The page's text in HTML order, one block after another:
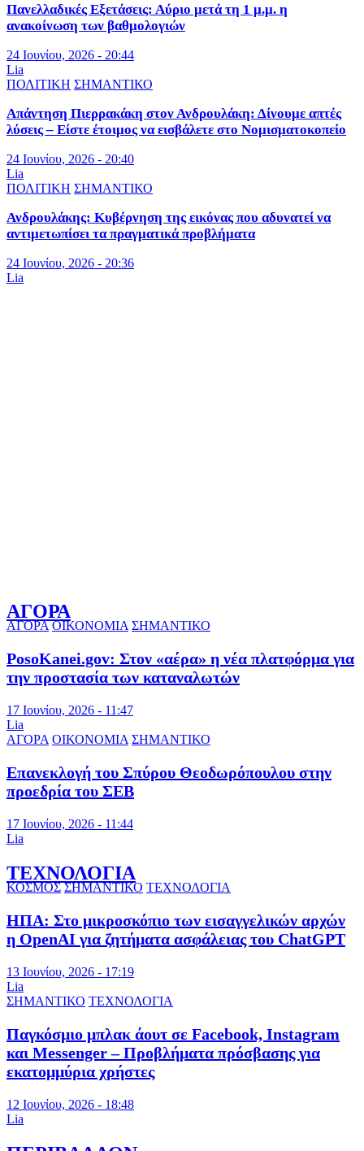
Πανελλαδικές Εξετάσεις: Αύριο μετά τη 1 μ.μ. η
ανακοίνωση των βαθμολογιών
24 Ιουνίου, 2026 - 20:44
Lia
ΠΟΛΙΤΙΚΗ ΣΗΜΑΝΤΙΚΟ
Απάντηση Πιερρακάκη στον Ανδρουλάκη: Δίνουμε απτές
λύσεις – Είστε έτοιμος να εισβάλετε στο Νομισματοκοπείο
24 Ιουνίου, 2026 - 20:40
Lia
ΠΟΛΙΤΙΚΗ ΣΗΜΑΝΤΙΚΟ
Ανδρουλάκης: Κυβέρνηση της εικόνας που αδυνατεί να
αντιμετωπίσει τα πραγματικά προβλήματα
24 Ιουνίου, 2026 - 20:36
Lia
ΑΓΟΡΑ
ΑΓΟΡΑ ΟΙΚΟΝΟΜΙΑ ΣΗΜΑΝΤΙΚΟ
PosoKanei.gov: Στον «αέρα» η νέα πλατφόρμα για
την προστασία των καταναλωτών
17 Ιουνίου, 2026 - 11:47
Lia
ΑΓΟΡΑ ΟΙΚΟΝΟΜΙΑ ΣΗΜΑΝΤΙΚΟ
Επανεκλογή του Σπύρου Θεοδωρόπουλου στην
προεδρία του ΣΕΒ
17 Ιουνίου, 2026 - 11:44
Lia
ΤΕΧΝΟΛΟΓΙΑ
ΚΟΣΜΟΣ ΣΗΜΑΝΤΙΚΟ ΤΕΧΝΟΛΟΓΙΑ
ΗΠΑ: Στο μικροσκόπιο των εισαγγελικών αρχών
η OpenAI για ζητήματα ασφάλειας του ChatGPT
13 Ιουνίου, 2026 - 17:19
Lia
ΣΗΜΑΝΤΙΚΟ ΤΕΧΝΟΛΟΓΙΑ
Παγκόσμιο μπλακ άουτ σε Facebook, Instagram
και Messenger – Προβλήματα πρόσβασης για
εκατομμύρια χρήστες
12 Ιουνίου, 2026 - 18:48
Lia